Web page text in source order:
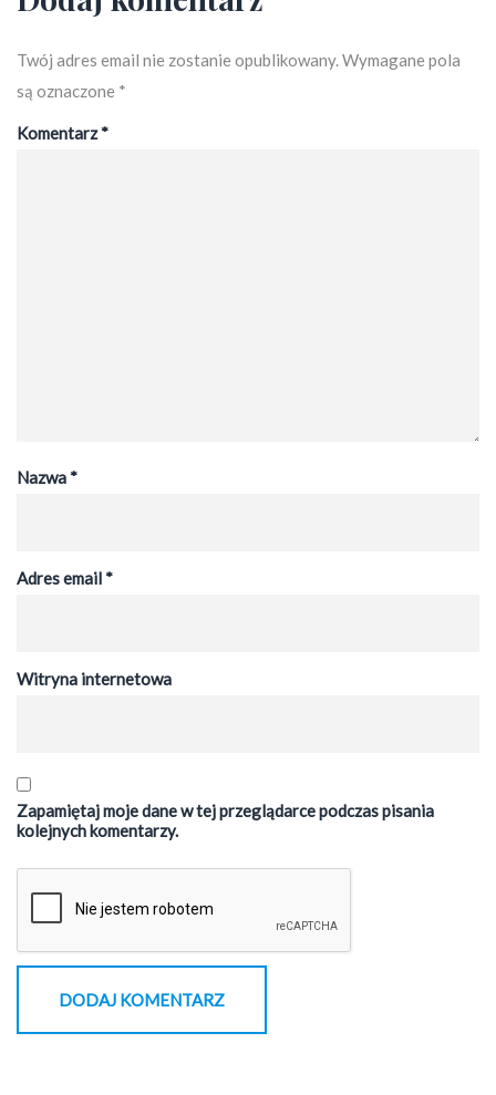
Twój adres email nie zostanie opublikowany. Wymagane pola
są oznaczone *
Komentarz*
Nazwa*
Adres email*
Witryna internetowa
Zapamiętaj moje dane w tej przeglądarce podczas pisania
kolejnych komentarzy.